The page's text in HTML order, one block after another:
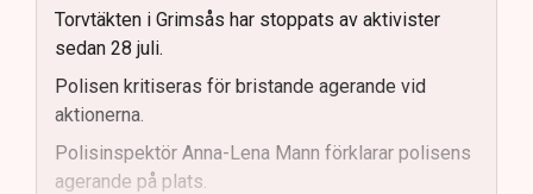
Torvtäkten i Grimsås har stoppats av aktivister
sedan 28 juli.
Polisen kritiseras för bristande agerande vid
aktionerna.
Polisinspektör Anna-Lena Mann förklarar polisens
agerande på plats.